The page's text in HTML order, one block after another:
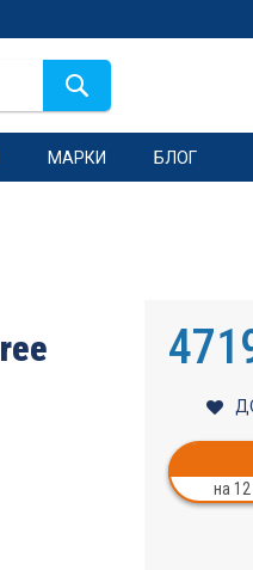
МАРКИ БЛОГ
на